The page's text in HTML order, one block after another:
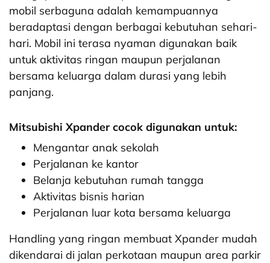
mobil serbaguna adalah kemampuannya
beradaptasi dengan berbagai kebutuhan sehari-
hari. Mobil ini terasa nyaman digunakan baik
untuk aktivitas ringan maupun perjalanan
bersama keluarga dalam durasi yang lebih
panjang.
Mitsubishi Xpander cocok digunakan untuk:
Mengantar anak sekolah
Perjalanan ke kantor
Belanja kebutuhan rumah tangga
Aktivitas bisnis harian
Perjalanan luar kota bersama keluarga
Handling yang ringan membuat Xpander mudah
dikendarai di jalan perkotaan maupun area parkir